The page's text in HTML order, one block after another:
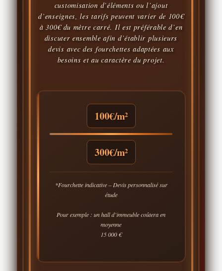
customisation d’éléments ou l’ajout
d’enseignes, les tarifs peuvent varier de 100€
à 300€ du mètre carré. Il est préférable d’en
discuter ensemble afin d’établir plusieurs
devis avec des fourchettes adaptées aux
besoins et au caractère du projet.
100€/m²
300€/m²
*Fourchette indicative – Devis personnalisé sur
étude
Pour exemple : un hall d’immeuble coûtera en
moyenne
15 000 €